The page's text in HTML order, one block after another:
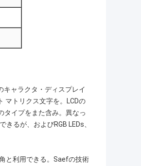
キャラクタ・ディスプレイ
マトリクス文字を。LCDの
タイプをまた含み。異なっ
るが、およびRGB LEDs、
と利用できる。Saefの技術